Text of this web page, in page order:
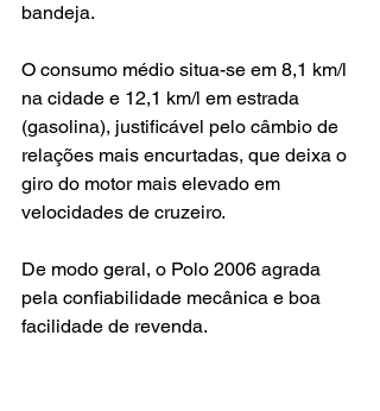
bandeja.
O consumo médio situa-se em 8,1 km/l
na cidade e 12,1 km/l em estrada
(gasolina), justificável pelo câmbio de
relações mais encurtadas, que deixa o
giro do motor mais elevado em
velocidades de cruzeiro.
De modo geral, o Polo 2006 agrada
pela confiabilidade mecânica e boa
facilidade de revenda.